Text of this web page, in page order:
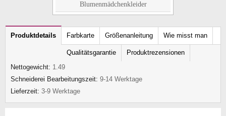
Blumenmädchenkleider
Produktdetails Farbkarte Größenanleitung Wie misst man
Qualitätsgarantie
Produktrezensionen
Nettogewicht: 1.49
Schneiderei Bearbeitungszeit: 9-14 Werktage
Lieferzeit: 3-9 Werktage